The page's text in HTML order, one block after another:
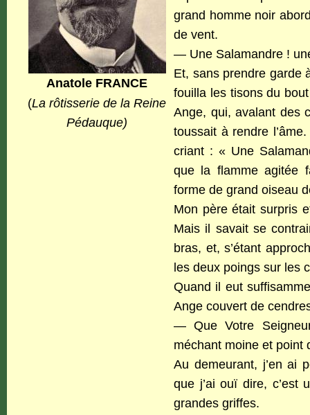
Anatole FRANCE
(La rôtisserie de la Reine
Pédauque)
grand homme noir
de vent.
— Une Salamandre !
Et, sans prendre garde
fouilla les tisons du
Ange, qui, avalant des
toussait à rendre
criant : « Une
que la flamme agitée
forme de grand oiseau
Mon père était surpris
Mais il savait se
bras, et, s’étant
les deux poings sur les
Quand il eut
Ange couvert de
— Que Votre
méchant moine et point
Au demeurant, j’en ai
que j’ai ouï dire, c’est
grandes griffes.